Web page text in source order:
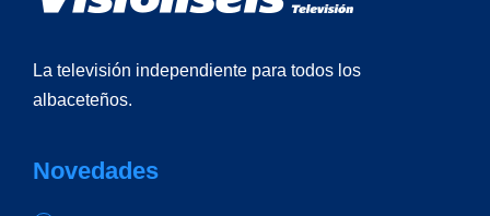
La televisión independiente para todos los
albaceteños.
Novedades